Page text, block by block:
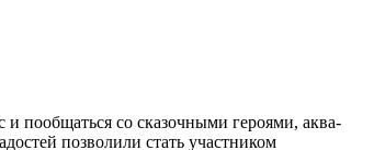
и пообщаться со сказочными героями, аква-
позволили стать участником